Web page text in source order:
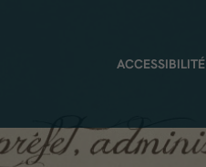
ACCESSIBILITÉ